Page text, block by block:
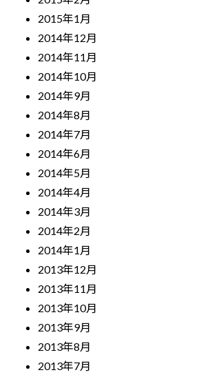
2015年1月
2014年12月
2014年11月
2014年10月
2014年9月
2014年8月
2014年7月
2014年6月
2014年5月
2014年4月
2014年3月
2014年2月
2014年1月
2013年12月
2013年11月
2013年10月
2013年9月
2013年8月
2013年7月